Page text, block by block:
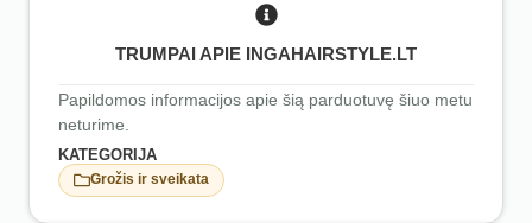
TRUMPAI APIE INGAHAIRSTYLE.LT
Papildomos informacijos apie šią parduotuvę šiuo metu
neturime.
KATEGORIJA
Grožis ir sveikata